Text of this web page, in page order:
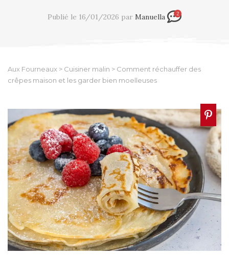
Publié le 16/01/2026 par Manuella 2
Aux Fourneaux > Cuisiner malin > Comment réchauffer des
crêpes maison et les garder bien moelleuses